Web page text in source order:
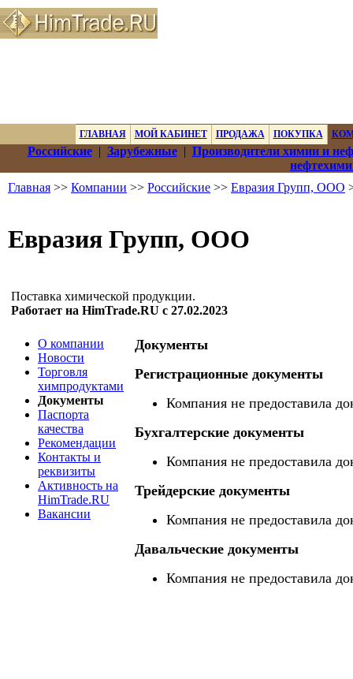
ГЛАВНАЯ МОЙ КАБИНЕТ ПРОДАЖА ПОКУПКА
Российские| Зарубежные| Производители химии и
Главная >> Компании >> Российские >> Евразия Групп, ООО
Евразия Групп, ООО
Поставка химической продукции.
Работает на HimTrade.RU с 27.02.2023
О компании
Новости
Торговля
химпродуктами
Документы
Паспорта
качества
Рекомендации
Контакты и
реквизиты
Активность на
HimTrade.RU
Вакансии
Документы
Регистрационные документы
Компания не предоставила
Бухгалтерские документы
Компания не предоставила
Трейдерские документы
Компания не предоставила
Давальческие документы
Компания не предоставила